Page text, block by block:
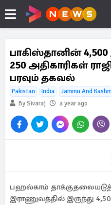
பாகிஸ்தானின்
250 அதிகாரிகள்
பரவும் தகவல்
Pakistan India
Jammu And
By Sivaraj
a year ago
பஹல்காம்
இராணுவத்தில் இருந்து